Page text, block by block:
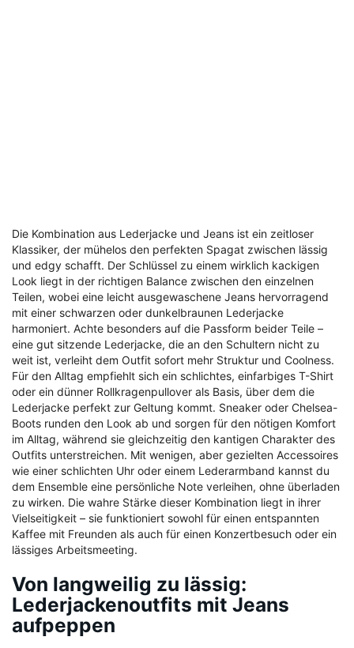
Die Kombination aus Lederjacke und Jeans ist ein zeitloser
Klassiker, der mühelos den perfekten Spagat zwischen lässig
und edgy schafft. Der Schlüssel zu einem wirklich kackigen
Look liegt in der richtigen Balance zwischen den einzelnen
Teilen, wobei eine leicht ausgewaschene Jeans hervorragend
mit einer schwarzen oder dunkelbraunen Lederjacke
harmoniert. Achte besonders auf die Passform beider Teile –
eine gut sitzende Lederjacke, die an den Schultern nicht zu
weit ist, verleiht dem Outfit sofort mehr Struktur und Coolness.
Für den Alltag empfiehlt sich ein schlichtes, einfarbiges T-Shirt
oder ein dünner Rollkragenpullover als Basis, über dem die
Lederjacke perfekt zur Geltung kommt. Sneaker oder Chelsea-
Boots runden den Look ab und sorgen für den nötigen Komfort
im Alltag, während sie gleichzeitig den kantigen Charakter des
Outfits unterstreichen. Mit wenigen, aber gezielten Accessoires
wie einer schlichten Uhr oder einem Lederarmband kannst du
dem Ensemble eine persönliche Note verleihen, ohne überladen
zu wirken. Die wahre Stärke dieser Kombination liegt in ihrer
Vielseitigkeit – sie funktioniert sowohl für einen entspannten
Kaffee mit Freunden als auch für einen Konzertbesuch oder ein
lässiges Arbeitsmeeting.
Von langweilig zu lässig:
Lederjackenoutfits mit Jeans
aufpeppen